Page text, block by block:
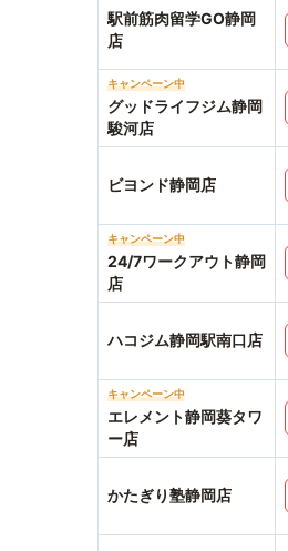
駅前筋肉留学GO静岡
店
キャンペーン中
グッドライフジム静岡
駿河店
ビヨンド静岡店
キャンペーン中
24/7ワークアウト静岡
店
ハコジム静岡駅南口店
キャンペーン中
エレメント静岡葵タワ
ー店
かたぎり塾静岡店